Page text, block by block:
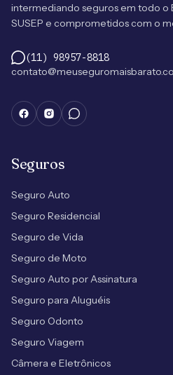
intermediando seguros em todo o
SUSEP e comprometidos com o
(11) 98957-8818
Seguros
Seguro Auto
Seguro Residencial
Seguro de Vida
Seguro de Moto
Seguro Auto por Assinatura
Seguro para Aluguéis
Seguro Odonto
Seguro Viagem
Câmera e Eletrônicos